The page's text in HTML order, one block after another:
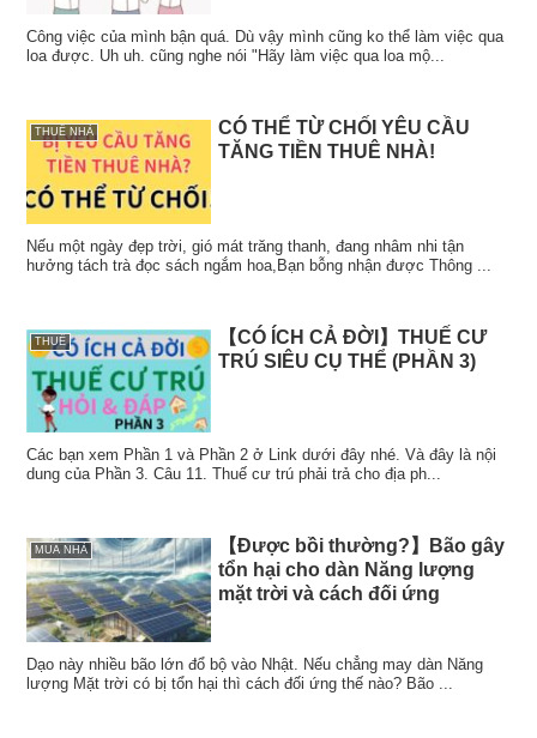
Công việc của mình bận quá. Dù vậy mình cũng ko thể làm việc qua
loa được. Uh uh. cũng nghe nói "Hãy làm việc qua loa mộ...
THUÊ NHÀ
CÓ THỂ TỪ CHỐI YÊU CẦU
TĂNG TIỀN THUÊ NHÀ!
Nếu một ngày đẹp trời, gió mát trăng thanh, đang nhâm nhi tận
hưởng tách trà đọc sách ngắm hoa,Bạn bỗng nhận được Thông ...
THUẾ
【CÓ ÍCH CẢ ĐỜI】THUẾ CƯ
TRÚ SIÊU CỤ THỂ (PHẦN 3)
Các bạn xem Phần 1 và Phần 2 ở Link dưới đây nhé. Và đây là nội
dung của Phần 3. Câu 11. Thuế cư trú phải trả cho địa ph...
MUA NHÀ
【Được bồi thường?】Bão gây
tổn hại cho dàn Năng lượng
mặt trời và cách đối ứng
Dạo này nhiều bão lớn đổ bộ vào Nhật. Nếu chẳng may dàn Năng
lượng Mặt trời có bị tổn hại thì cách đối ứng thế nào? Bão ...